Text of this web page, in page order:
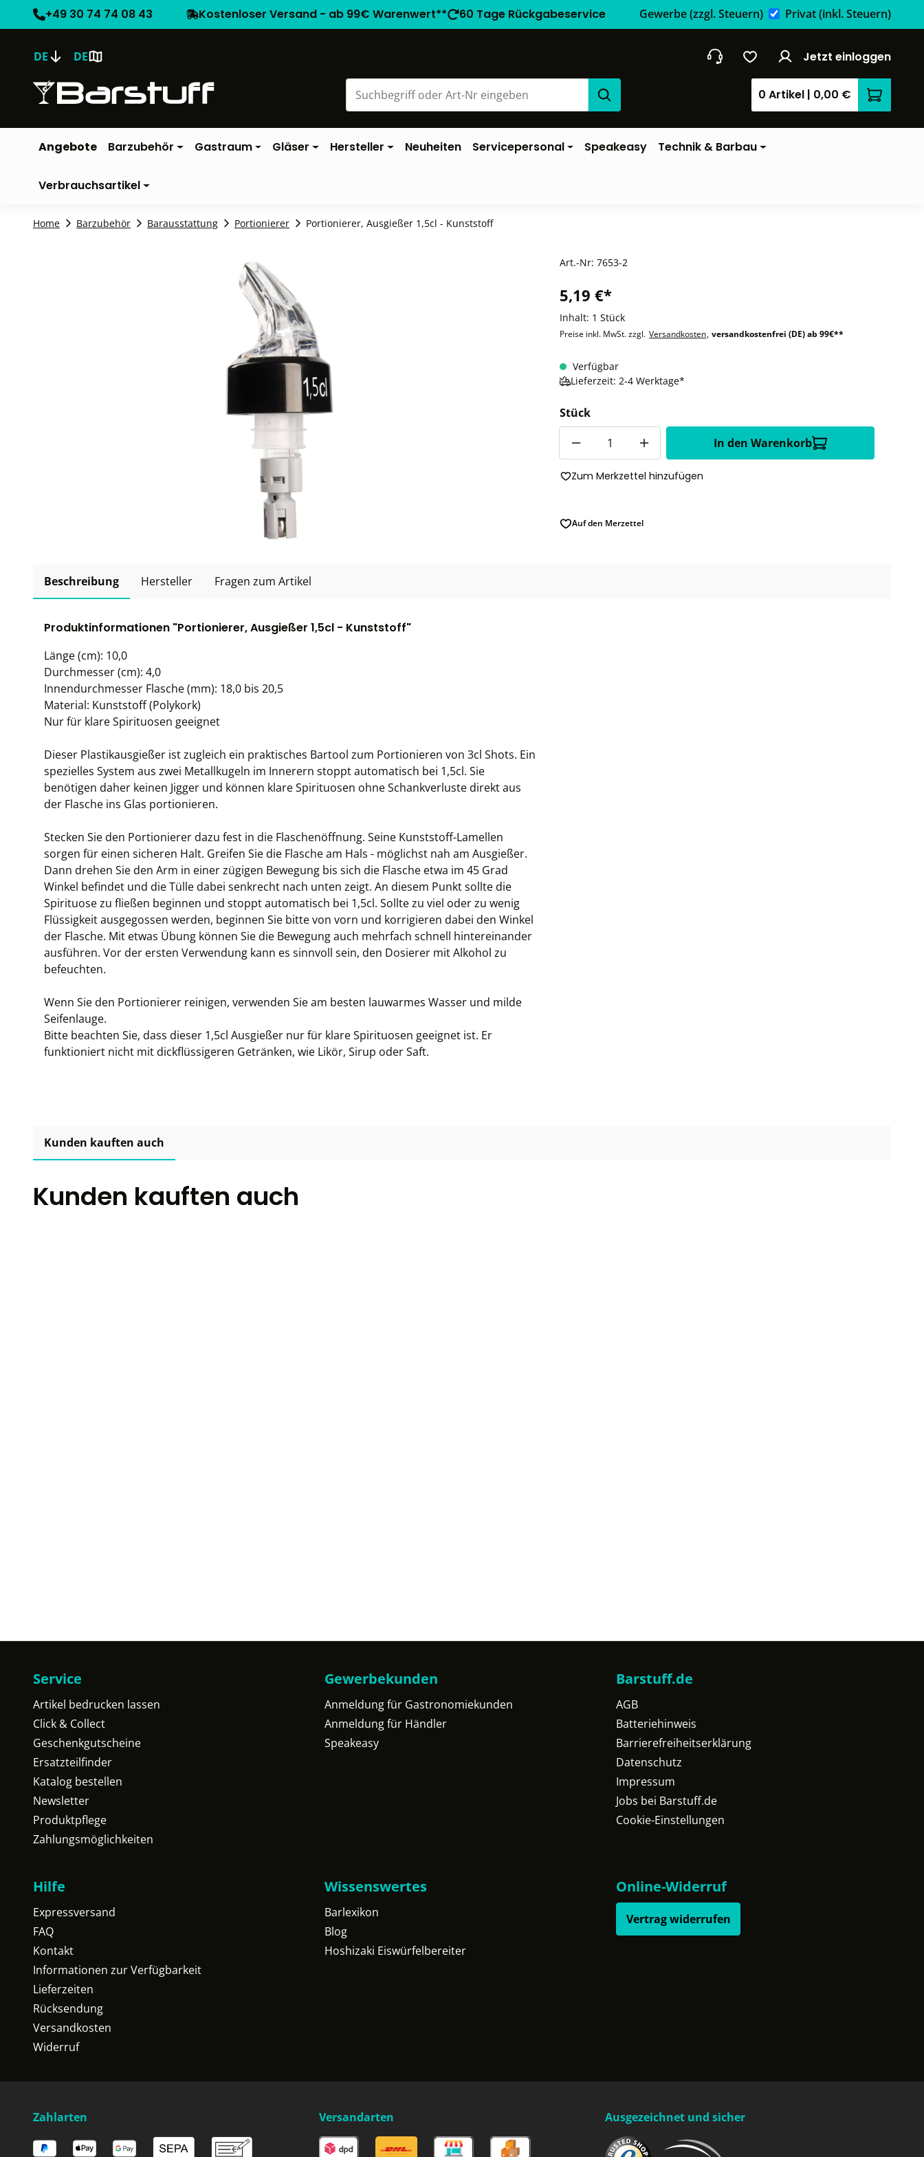
+49 30 74 74 08 43 Kostenloser Versand - ab 99€ Warenwert** 60 Tage Rückgabeservice Gewerbe(zzgl. Steuern) Privat(inkl. Steuern)
DE DE Jetzt einloggen
0 Artikel | 0,00 €
Angebote Barzubehör Gastraum Gläser Hersteller Neuheiten Servicepersonal Speakeasy Technik & Barbau
Verbrauchsartikel
Home Barzubehör Barausstattung Portionierer Portionierer, Ausgießer 1,5cl - Kunststoff
Art.-Nr: 7653-2
5,19 €*
Inhalt: 1 Stück
Preise inkl. MwSt. zzgl. Versandkosten, versandkostenfrei (DE) ab 99€**
Verfügbar
Lieferzeit: 2-4 Werktage*
Stück
In den Warenkorb
Zum Merkzettel hinzufügen
Auf den Merzettel
Beschreibung Hersteller Fragen zum Artikel
Produktinformationen "Portionierer, Ausgießer 1,5cl - Kunststoff"
Länge (cm): 10,0
Durchmesser (cm): 4,0
Innendurchmesser Flasche (mm): 18,0 bis 20,5
Material: Kunststoff (Polykork)
Nur für klare Spirituosen geeignet
Dieser Plastikausgießer ist zugleich ein praktisches Bartool zum Portionieren von 3cl Shots. Ein
spezielles System aus zwei Metallkugeln im Innerern stoppt automatisch bei 1,5cl. Sie
benötigen daher keinen Jigger und können klare Spirituosen ohne Schankverluste direkt aus
der Flasche ins Glas portionieren.
Stecken Sie den Portionierer dazu fest in die Flaschenöffnung. Seine Kunststoff-Lamellen
sorgen für einen sicheren Halt. Greifen Sie die Flasche am Hals - möglichst nah am Ausgießer.
Dann drehen Sie den Arm in einer zügigen Bewegung bis sich die Flasche etwa im 45 Grad
Winkel befindet und die Tülle dabei senkrecht nach unten zeigt. An diesem Punkt sollte die
Spirituose zu fließen beginnen und stoppt automatisch bei 1,5cl. Sollte zu viel oder zu wenig
Flüssigkeit ausgegossen werden, beginnen Sie bitte von vorn und korrigieren dabei den Winkel
der Flasche. Mit etwas Übung können Sie die Bewegung auch mehrfach schnell hintereinander
ausführen. Vor der ersten Verwendung kann es sinnvoll sein, den Dosierer mit Alkohol zu
befeuchten.
Wenn Sie den Portionierer reinigen, verwenden Sie am besten lauwarmes Wasser und milde
Seifenlauge.
Bitte beachten Sie, dass dieser 1,5cl Ausgießer nur für klare Spirituosen geeignet ist. Er
funktioniert nicht mit dickflüssigeren Getränken, wie Likör, Sirup oder Saft.
Kunden kauften auch
Kunden kauften auch
Service
Artikel bedrucken lassen
Click & Collect
Geschenkgutscheine
Ersatzteilfinder
Katalog bestellen
Newsletter
Produktpflege
Zahlungsmöglichkeiten
Gewerbekunden
Anmeldung für Gastronomiekunden
Anmeldung für Händler
Speakeasy
Barstuff.de
AGB
Batteriehinweis
Barrierefreiheitserklärung
Datenschutz
Impressum
Jobs bei Barstuff.de
Cookie-Einstellungen
Hilfe
Expressversand
FAQ
Kontakt
Informationen zur Verfügbarkeit
Lieferzeiten
Rücksendung
Versandkosten
Widerruf
Wissenswertes
Barlexikon
Blog
Hoshizaki Eiswürfelbereiter
Online-Widerruf
Vertrag widerrufen
Zahlarten Versandarten Ausgezeichnet und sicher